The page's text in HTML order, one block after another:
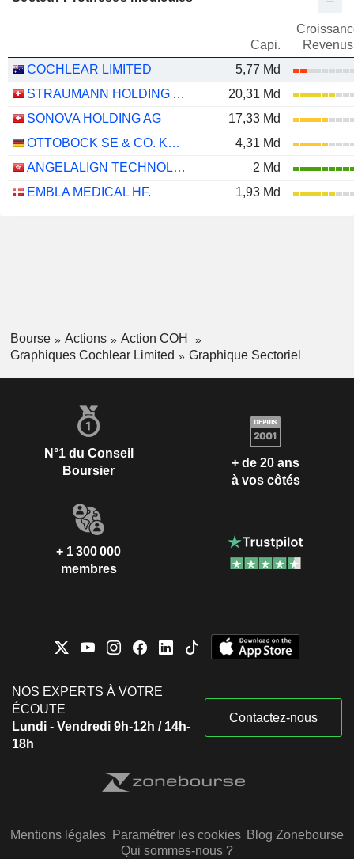
Capi.
Revenus
COCHLEAR LIMITED
5,77 Md
STRAUMANN HOLDING AG
20,31 Md
SONOVA HOLDING AG
17,33 Md
OTTOBOCK SE & CO. KGAA
4,31 Md
ANGELALIGN TECHNOLOGY INC.
2 Md
EMBLA MEDICAL HF.
1,93 Md
Bourse Actions
Action COH
Graphiques Cochlear Limited
Graphique Sectoriel
N°1 du Conseil
Boursier
+ de 20 ans
à vos côtés
+ 1 300 000
membres
NOS EXPERTS À VOTRE
ÉCOUTE
Lundi - Vendredi 9h-12h / 14h-
18h
Contactez-nous
Mentions légales Paramétrer les cookies Blog Zonebourse
Qui sommes-nous ?